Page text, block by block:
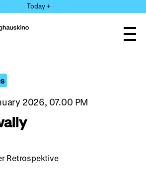
Today +
2026, 07.00 PM
Retrospektive